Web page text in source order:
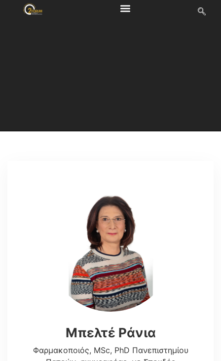
Μπελτέ Ράνια
Φαρμακοποιός, MSc, PhD Πανεπιστημίου